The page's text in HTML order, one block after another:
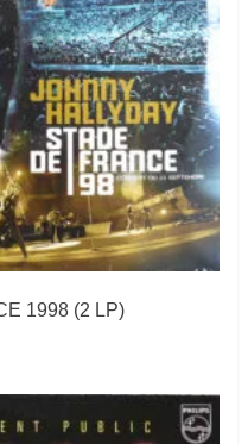
1998 (2 LP)